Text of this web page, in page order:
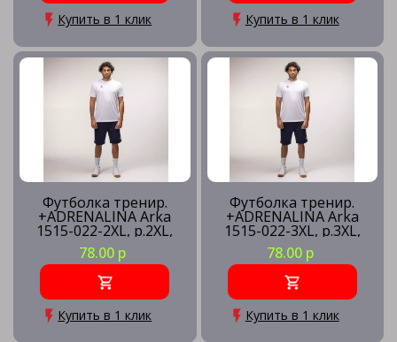
Купить в 1 клик Купить в 1 клик
Футболка тренир.
+ADRENALINA Arka
1515-022-2XL, р.2XL,
полиэстер, хлопок,
вискоза, белый
78.00 р
Купить в 1 клик
Футболка тренир.
+ADRENALINA Arka
1515-022-3XL, р.3XL,
полиэстер, хлопок,
вискоза, белый
78.00 р
Купить в 1 клик